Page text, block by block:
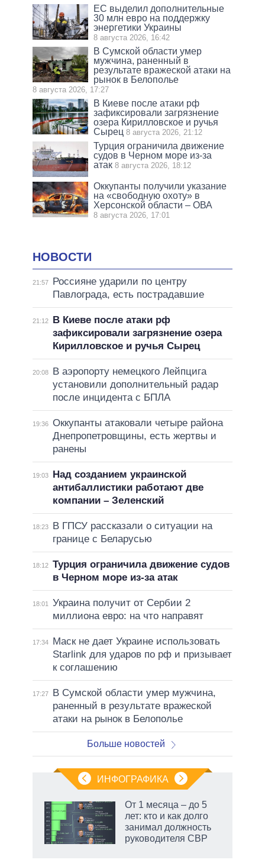
ЕС выделил дополнительные
30 млн евро на поддержку
энергетики Украины
8 августа 2026, 16:42
В Сумской области умер
мужчина, раненный в
результате вражеской атаки на
рынок в Белополье
8 августа 2026, 17:27
В Киеве после атаки рф
зафиксировали загрязнение
озера Кирилловское и ручья
Сырец 8 августа 2026, 21:12
Турция ограничила движение
судов в Черном море из-за
атак 8 августа 2026, 18:12
Оккупанты получили указание
на «свободную охоту» в
Херсонской области – ОВА
8 августа 2026, 17:01
НОВОСТИ
21:57
Россияне ударили по центру
Павлограда, есть пострадавшие
21:12
В Киеве после атаки рф
зафиксировали загрязнение озера
Кирилловское и ручья Сырец
20:08
В аэропорту немецкого Лейпцига
установили дополнительный радар
после инцидента с БПЛА
19:36 Оккупанты атаковали четыре района
Днепропетровщины, есть жертвы и
ранены
19:03
Над созданием украинской
антибаллистики работают две
компании – Зеленский
18:23
В ГПСУ рассказали о ситуации на
границе с Беларусью
18:12 Турция ограничила движение судов
в Черном море из-за атак
18:01
Украина получит от Сербии 2
миллиона евро: на что направят
17:34
Маск не дает Украине использовать
Starlink для ударов по рф и призывает
к соглашению
17:27
В Сумской области умер мужчина,
раненный в результате вражеской
атаки на рынок в Белополье
Больше новостей
ИНФОГРАФИКА
От 1 месяца – до 5
лет: кто и как долго
занимал должность
руководителя СВР